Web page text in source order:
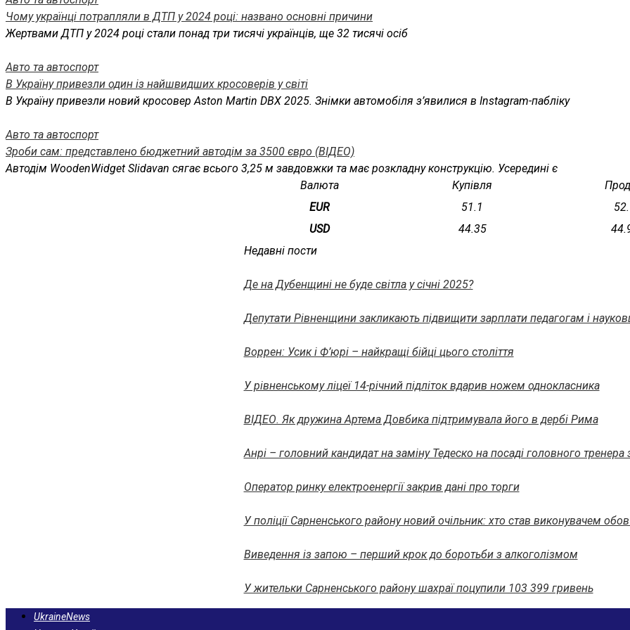
Чому українці потрапляли в ДТП у 2024 році: названо основні причини
Жертвами ДТП у 2024 році стали понад три тисячі українців, ще 32 тисячі осіб
Авто та автоспорт
В Україну привезли один із найшвидших кросоверів у світі
В Україну привезли новий кросовер Aston Martin DBX 2025. Знімки автомобіля з’явилися в Instagram-пабліку
Авто та автоспорт
Зроби сам: представлено бюджетний автодім за 3500 євро (ВІДЕО)
Автодім WoodenWidget Slidavan сягає всього 3,25 м завдовжки та має розкладну конструкцію. Усередині є
Валюта
Купівля
EUR
51.1
USD
44.35
Недавні пости
Де на Дубенщині не буде світла у січні 2025?
Депутати Рівненщини закликають підвищити зарплати педагогам і
Воррен: Усик і Ф’юрі – найкращі бійці цього століття
У рівненському ліцеї 14-річний підліток вдарив ножем однокласника
ВІДЕО. Як дружина Артема Довбика підтримувала його в дербі Рима
Анрі – головний кандидат на заміну Тедеско на посаді головного тренера
Оператор ринку електроенергії закрив дані про торги
У поліції Сарненського району новий очільник: хто став виконувачем
Виведення із запою – перший крок до боротьби з алкоголізмом
У жительки Сарненського району шахраї поцупили 103 399 гривень
UkraineNews